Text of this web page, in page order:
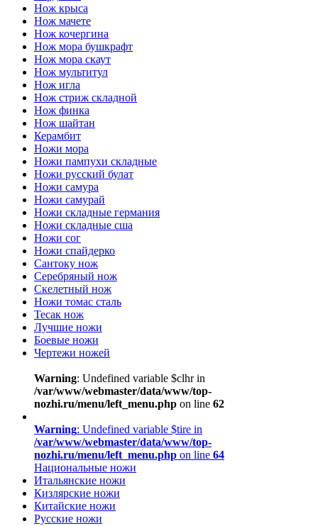
Нож крыса
Нож мачете
Нож кочергина
Нож мора бушкрафт
Нож мора скаут
Нож мультитул
Нож игла
Нож стриж складной
Нож финка
Нож шайтан
Керамбит
Ножи мора
Ножи пампухи складные
Ножи русский булат
Ножи самура
Ножи самурай
Ножи складные германия
Ножи складные сша
Ножи сог
Ножи спайдерко
Сантоку нож
Серебряный нож
Скелетный нож
Ножи томас сталь
Тесак нож
Лучшие ножи
Боевые ножи
Чертежи ножей
Warning: Undefined variable $clhr in
/var/www/webmaster/data/www/top-
nozhi.ru/menu/left_menu.php on line 62
Warning: Undefined variable $tire in
/var/www/webmaster/data/www/top-
nozhi.ru/menu/left_menu.php on line 64
Национальные ножи
Итальянские ножи
Кизлярские ножи
Китайские ножи
Русские ножи